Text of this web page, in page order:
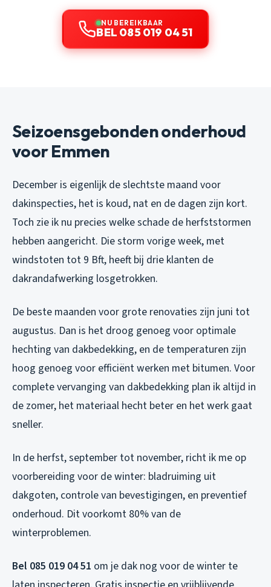
NU BEREIKBAAR
BEL 085 019 04 51
Seizoensgebonden onderhoud
voor Emmen
December is eigenlijk de slechtste maand voor
dakinspecties, het is koud, nat en de dagen zijn kort.
Toch zie ik nu precies welke schade de herfststormen
hebben aangericht. Die storm vorige week, met
windstoten tot 9 Bft, heeft bij drie klanten de
dakrandafwerking losgetrokken.
De beste maanden voor grote renovaties zijn juni tot
augustus. Dan is het droog genoeg voor optimale
hechting van dakbedekking, en de temperaturen zijn
hoog genoeg voor efficiënt werken met bitumen. Voor
complete vervanging van dakbedekking plan ik altijd in
de zomer, het materiaal hecht beter en het werk gaat
sneller.
In de herfst, september tot november, richt ik me op
voorbereiding voor de winter: bladruiming uit
dakgoten, controle van bevestigingen, en preventief
onderhoud. Dit voorkomt 80% van de
winterproblemen.
Bel 085 019 04 51 om je dak nog voor de winter te